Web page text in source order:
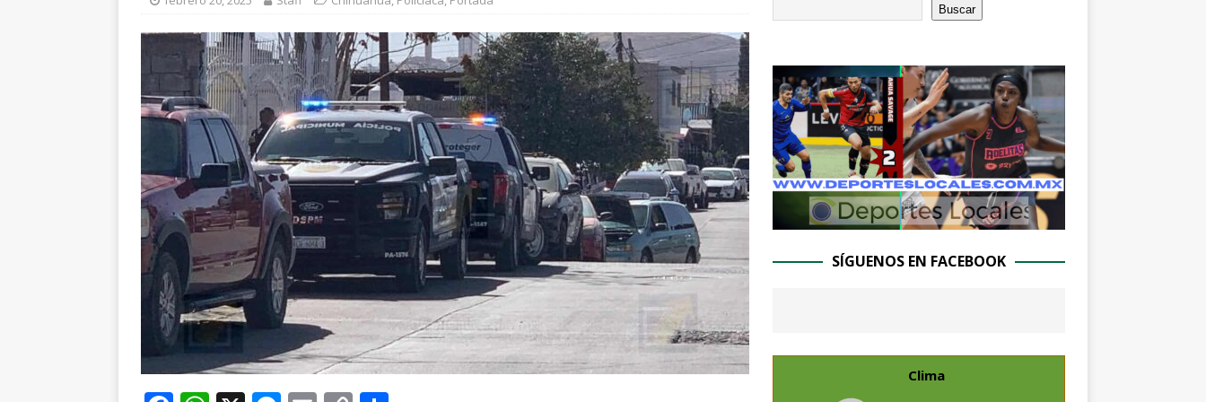
[ agosto 6, 2026 ] Despliega FGE y AEI operativo en “El Willi” en Casas Grandes
ESTATAL
Buscar
SÍGUENOS EN FACEBOOK
Clima